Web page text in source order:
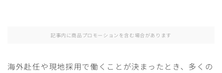
記事内に商品プロモーションを含む場合があります
海外赴任や現地採用で働くことが決まったとき、多くの